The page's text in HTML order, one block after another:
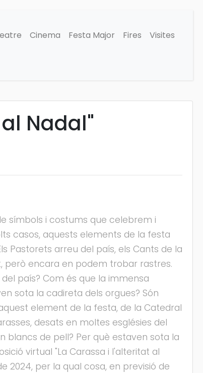
Cinema Festa Major Fires
Visites
Nadal"
símbols i costums que celebrem i
casos, aquests elements de la festa
Pastorets arreu del país, els Cants de la
però encara en podem trobar rastres.
país? Com és que la immensa
sota la cadireta dels orgues? Són
element de la festa, de la Catedral
desats en moltes esglésies del
blancs de pell? Per què estaven sota la
virtual "La Carassa i l'alteritat al
2024, per la qual cosa, en previsió de